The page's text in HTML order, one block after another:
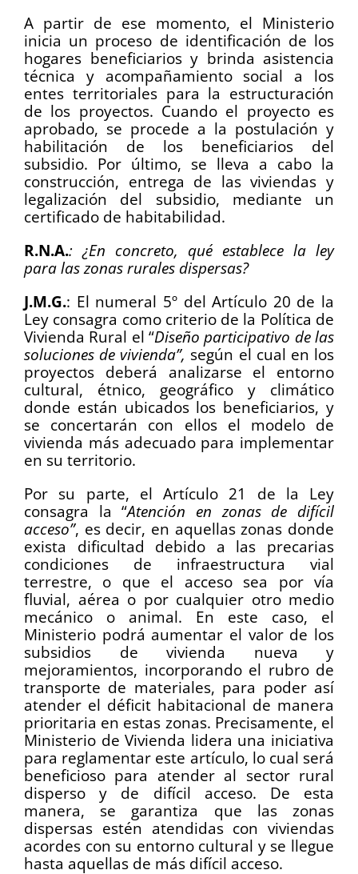
A partir de ese momento, el Ministerio
inicia un proceso de identificación de los
hogares beneficiarios y brinda asistencia
técnica y acompañamiento social a los
entes territoriales para la estructuración
de los proyectos. Cuando el proyecto es
aprobado, se procede a la postulación y
habilitación de los beneficiarios del
subsidio. Por último, se lleva a cabo la
construcción, entrega de las viviendas y
legalización del subsidio, mediante un
certificado de habitabilidad.
R.N.A.: ¿En concreto, qué establece la ley
para las zonas rurales dispersas?
J.M.G.: El numeral 5º del Artículo 20 de la
Ley consagra como criterio de la Política de
Vivienda Rural el “Diseño participativo de las
soluciones de vivienda”, según el cual en los
proyectos deberá analizarse el entorno
cultural, étnico, geográfico y climático
donde están ubicados los beneficiarios, y
se concertarán con ellos el modelo de
vivienda más adecuado para implementar
en su territorio.
Por su parte, el Artículo 21 de la Ley
consagra la “Atención en zonas de difícil
acceso”, es decir, en aquellas zonas donde
exista dificultad debido a las precarias
condiciones de infraestructura vial
terrestre, o que el acceso sea por vía
fluvial, aérea o por cualquier otro medio
mecánico o animal. En este caso, el
Ministerio podrá aumentar el valor de los
subsidios de vivienda nueva y
mejoramientos, incorporando el rubro de
transporte de materiales, para poder así
atender el déficit habitacional de manera
prioritaria en estas zonas. Precisamente, el
Ministerio de Vivienda lidera una iniciativa
para reglamentar este artículo, lo cual será
beneficioso para atender al sector rural
disperso y de difícil acceso. De esta
manera, se garantiza que las zonas
dispersas estén atendidas con viviendas
acordes con su entorno cultural y se llegue
hasta aquellas de más difícil acceso.